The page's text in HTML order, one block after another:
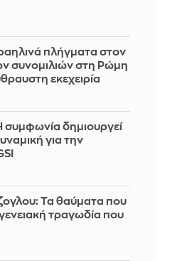
πλήγματα στον
συνομιλιών στη Ρώμη
εκεχειρία
δημιουργεί
για την
Τα θαύματα που
τραγωδία που